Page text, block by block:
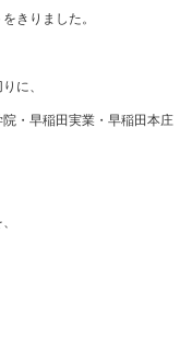
きりました。
に、
・早稲田実業・早稲田本庄